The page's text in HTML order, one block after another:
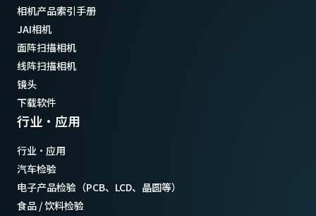
相机产品索引手册
JAI相机
面阵扫描相机
线阵扫描相机
镜头
下载软件
行业·应用
行业·应用
汽车检验
电子产品检验（PCB、LCD、晶圆等）
食品 / 饮料检验